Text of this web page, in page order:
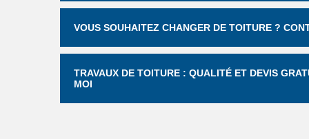
VOUS SOUHAITEZ CHANGER DE TOITURE ?
TRAVAUX DE TOITURE : QUALITÉ ET DEVIS
MOI